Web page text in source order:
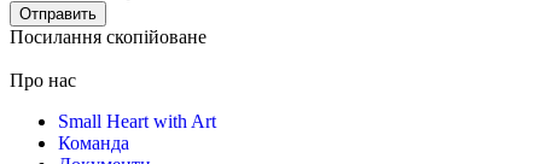
Посилання скопійоване
Про нас
Small Heart with Art
Команда